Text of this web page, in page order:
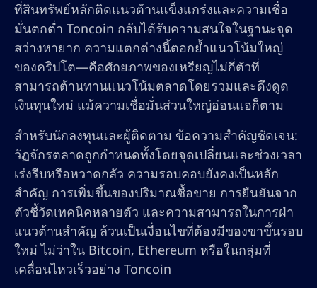
ที่สินทรัพย์หลักติดแนวต้านแข็งแกร่งและความเชื่อ
มั่นตกต่ำ Toncoin กลับได้รับความสนใจในฐานะจุด
สว่างหายาก ความแตกต่างนี้ตอกย้ำแนวโน้มใหญ่
ของคริปโต—คือศักยภาพของเหรียญไม่กี่ตัวที่
สามารถต้านทานแนวโน้มตลาดโดยรวมและดึงดูด
เงินทุนใหม่ แม้ความเชื่อมั่นส่วนใหญ่อ่อนแอก็ตาม
สำหรับนักลงทุนและผู้ติดตาม ข้อความสำคัญชัดเจน:
วัฏจักรตลาดถูกกำหนดทั้งโดยจุดเปลี่ยนและช่วงเวลา
เร่งรีบหรือหวาดกลัว ความรอบคอบยังคงเป็นหลัก
สำคัญ การเพิ่มขึ้นของปริมาณซื้อขาย การยืนยันจาก
ตัวชี้วัดเทคนิคหลายตัว และความสามารถในการฝ่า
แนวต้านสำคัญ ล้วนเป็นเงื่อนไขที่ต้องมีของขาขึ้นรอบ
ใหม่ ไม่ว่าใน Bitcoin, Ethereum หรือในกลุ่มที่
เคลื่อนไหวเร็วอย่าง Toncoin